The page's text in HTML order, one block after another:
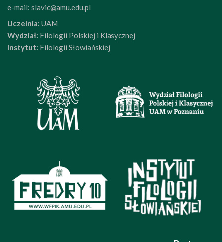
e-mail: slavic@amu.edu.pl
Uczelnia: UAM
Wydział: Filologii Polskiej i Klasycznej
Instytut: Filologii Słowiańskiej